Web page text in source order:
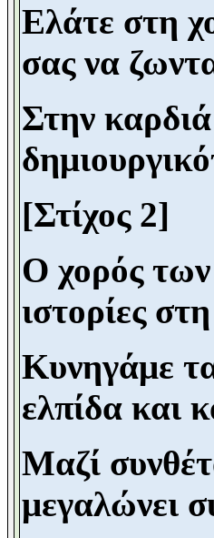
Ελάτε στη
σας να
Στην
[Στίχος 2]
Ο χορός των
ιστορίες
Κυνηγάμε
ελπίδα και
Μαζί
μεγαλώνει